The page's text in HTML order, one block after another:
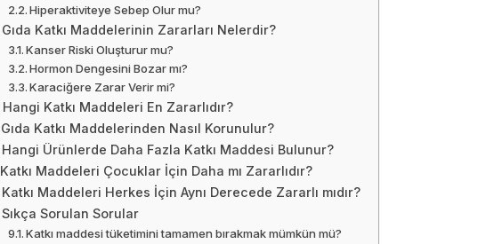
Hiperaktiviteye Sebep Olur mu?
Gıda Katkı Maddelerinin Zararları Nelerdir?
Kanser Riski Oluşturur mu?
Hormon Dengesini Bozar mı?
Karaciğere Zarar Verir mi?
Hangi Katkı Maddeleri En Zararlıdır?
Gıda Katkı Maddelerinden Nasıl Korunulur?
Hangi Ürünlerde Daha Fazla Katkı Maddesi Bulunur?
Katkı Maddeleri Çocuklar İçin Daha mı Zararlıdır?
Katkı Maddeleri Herkes İçin Aynı Derecede Zararlı mıdır?
Sıkça Sorulan Sorular
Katkı maddesi tüketimini tamamen bırakmak mümkün mü?